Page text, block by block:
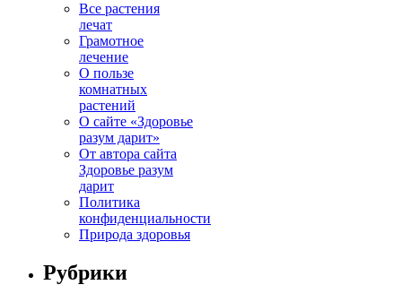
Все растения
лечат
Грамотное
лечение
О пользе
комнатных
растений
О сайте «Здоровье
разум дарит»
От автора сайта
Здоровье разум
дарит
Политика
конфиденциальности
Природа здоровья
Рубрики